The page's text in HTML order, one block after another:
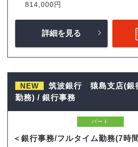
814,000円
詳細を見る
NEW
筑波銀行 猿島支店(銀
勤務) / 銀行事務
パート
＜銀行事務/フルタイム勤務(7時